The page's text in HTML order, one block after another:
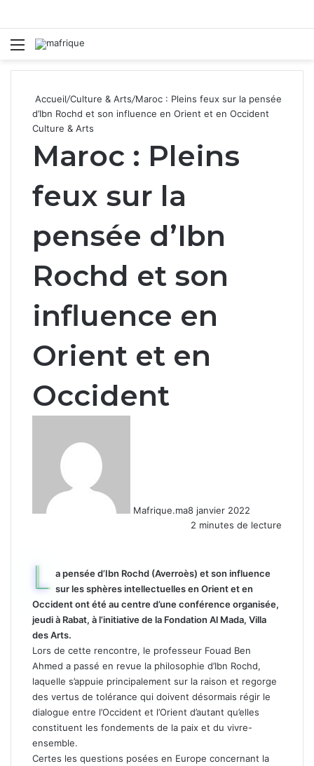
Menu
Accueil/Culture & Arts/Maroc : Pleins feux sur la pensée
d’Ibn Rochd et son influence en Orient et en Occident
Culture & Arts
Maroc : Pleins
feux sur la
pensée d’Ibn
Rochd et son
influence en
Orient et en
Occident
Mafrique.ma8 janvier 2022
2 minutes de lecture
L a pensée d’Ibn Rochd (Averroès) et son influence
sur les sphères intellectuelles en Orient et en
Occident ont été au centre d’une conférence organisée,
jeudi à Rabat, à l’initiative de la Fondation Al Mada, Villa
des Arts.
Lors de cette rencontre, le professeur Fouad Ben
Ahmed a passé en revue la philosophie d’Ibn Rochd,
laquelle s’appuie principalement sur la raison et regorge
des vertus de tolérance qui doivent désormais régir le
dialogue entre l’Occident et l’Orient d’autant qu’elles
constituent les fondements de la paix et du vivre-
ensemble.
Certes les questions posées en Europe concernant la